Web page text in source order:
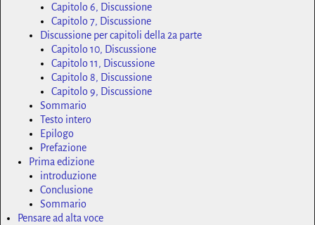
Capitolo 6, Discussione
Capitolo 7, Discussione
Discussione per capitoli della 2a parte
Capitolo 10, Discussione
Capitolo 11, Discussione
Capitolo 8, Discussione
Capitolo 9, Discussione
Sommario
Testo intero
Epilogo
Prefazione
Prima edizione
introduzione
Conclusione
Sommario
Pensare ad alta voce